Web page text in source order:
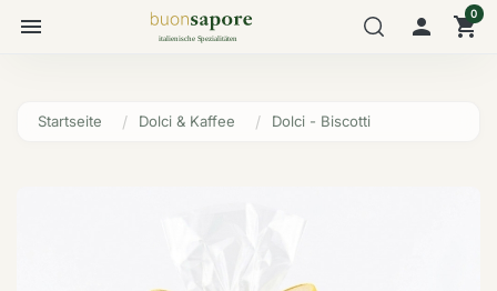
menu  shopping_cart
0
Startseite Dolci & Kaffee Dolci - Biscotti